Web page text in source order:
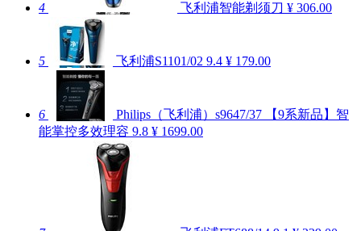
4 飞利浦智能剃须刀 ¥ 306.00
5 飞利浦S1101/02 9.4 ¥ 179.00
6
Philips（飞利浦）s9647/37 【9系新品】智
能掌控多效理容 9.8 ¥ 1699.00